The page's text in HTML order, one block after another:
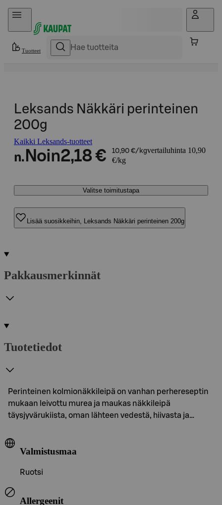
Hyppää sisältöön
Tuotteet
Leksands Näkkäri perinteinen
200g
Kaikki Leksands-tuotteet
n. Noin2,18 € 10,90 €/kgvertailuhinta 10,90
€/kg
Valitse toimitustapa
Lisää suosikkeihin, Leksands Näkkäri perinteinen 200g
Pakkausmerkinnät
Tuotetiedot
Perinteinen kolmionäkkileipä on vanhan perhereseptin
mukaan leivottu murea ja maukas näkkileipä
täysjyvärukiista, oman lähteen vedestä, hiivasta ja…
Valmistusmaa
Ruotsi
Allergeenit